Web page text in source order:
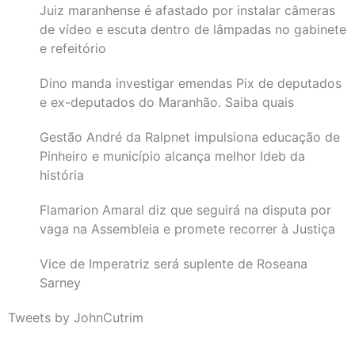
Juiz maranhense é afastado por instalar câmeras
de vídeo e escuta dentro de lâmpadas no gabinete
e refeitório
Dino manda investigar emendas Pix de deputados
e ex-deputados do Maranhão. Saiba quais
Gestão André da Ralpnet impulsiona educação de
Pinheiro e município alcança melhor Ideb da
história
Flamarion Amaral diz que seguirá na disputa por
vaga na Assembleia e promete recorrer à Justiça
Vice de Imperatriz será suplente de Roseana
Sarney
Tweets by JohnCutrim